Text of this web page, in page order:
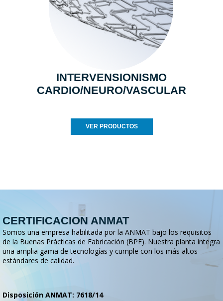
INTERVENSIONISMO
CARDIO/NEURO/VASCULAR
VER PRODUCTOS
CERTIFICACION ANMAT
Somos una empresa habilitada por la ANMAT bajo los requisitos
de la Buenas Prácticas de Fabricación (BPF). Nuestra planta integra
una amplia gama de tecnologías y cumple con los más altos
estándares de calidad.
Disposición ANMAT: 7618/14